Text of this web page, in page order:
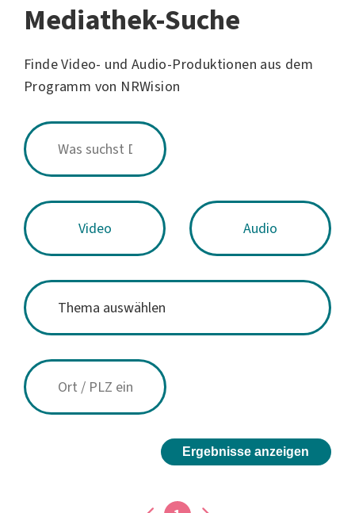
Mediathek-Suche
Finde Video- und Audio-Produktionen aus dem
Programm von NRWision
Video Audio
Ergebnisse anzeigen